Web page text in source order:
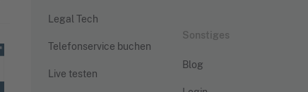
Legal Tech
Telefonservice buchen
Live testen
Sonstiges
Blog